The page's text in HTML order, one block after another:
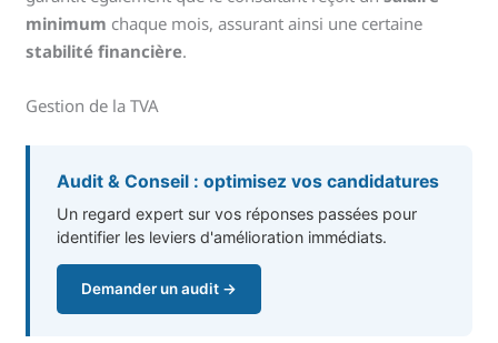
minimum chaque mois, assurant ainsi une certaine
stabilité financière.
Gestion de la TVA
Audit & Conseil : optimisez vos candidatures
Un regard expert sur vos réponses passées pour
identifier les leviers d'amélioration immédiats.
Demander un audit →